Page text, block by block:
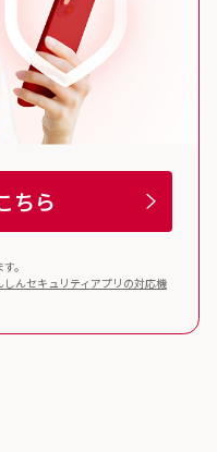
ちら
。
しんセキュリティ アプリの対応機